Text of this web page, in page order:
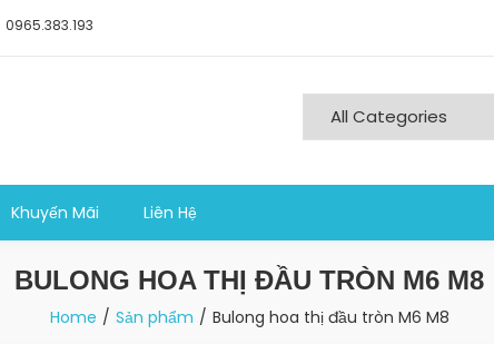
0965.383.193
Khuyến Mãi Liên Hệ
BULONG HOA THỊ ĐẦU TRÒN M6 M8
Home Sản phẩm Bulong hoa thị đầu tròn M6 M8